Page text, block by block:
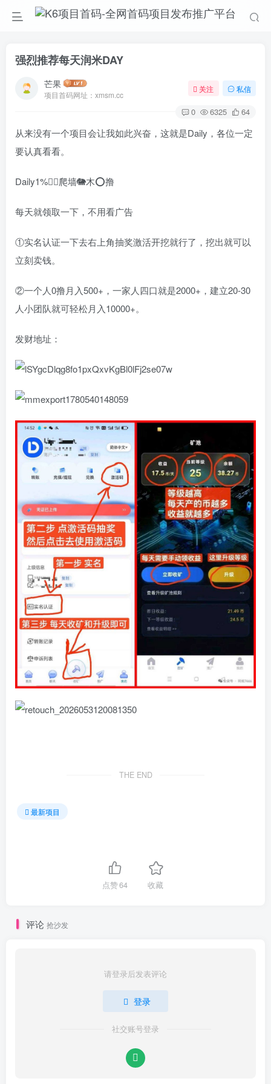
强烈推荐每天润米DAY
芒果
项目首码网址：xmsm.cc
关注 私信
0 6325 64
从来没有一个项目会让我如此兴奋，这就是Daily，各位一定
要认真看看。
Daily1%👉🏻爬墙🐘木⭕撸
每天就领取一下，不用看广告
①实名认证一下去右上角抽奖激活开挖就行了，挖出就可以
立刻卖钱。
②一个人0撸月入500+，一家人四口就是2000+，建立20-30
人小团队就可轻松月入10000+。
发财地址：
THE END
最新项目
点赞64 收藏
评论 抢沙发
请登录后发表评论
登录
社交账号登录